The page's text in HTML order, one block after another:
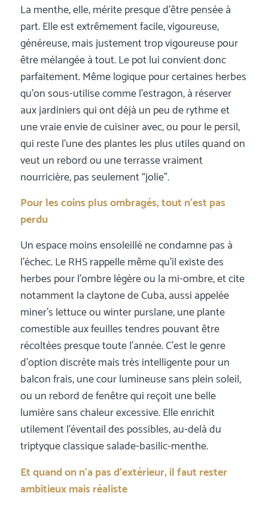
La menthe, elle, mérite presque d’être pensée à
part. Elle est extrêmement facile, vigoureuse,
généreuse, mais justement trop vigoureuse pour
être mélangée à tout. Le pot lui convient donc
parfaitement. Même logique pour certaines herbes
qu’on sous-utilise comme l’estragon, à réserver
aux jardiniers qui ont déjà un peu de rythme et
une vraie envie de cuisiner avec, ou pour le persil,
qui reste l’une des plantes les plus utiles quand on
veut un rebord ou une terrasse vraiment
nourricière, pas seulement “jolie”.
Pour les coins plus ombragés, tout n’est pas
perdu
Un espace moins ensoleillé ne condamne pas à
l’échec. Le RHS rappelle même qu’il existe des
herbes pour l’ombre légère ou la mi-ombre, et cite
notamment la claytone de Cuba, aussi appelée
miner’s lettuce ou winter purslane, une plante
comestible aux feuilles tendres pouvant être
récoltées presque toute l’année. C’est le genre
d’option discrète mais très intelligente pour un
balcon frais, une cour lumineuse sans plein soleil,
ou un rebord de fenêtre qui reçoit une belle
lumière sans chaleur excessive. Elle enrichit
utilement l’éventail des possibles, au-delà du
triptyque classique salade-basilic-menthe.
Et quand on n’a pas d’extérieur, il faut rester
ambitieux mais réaliste